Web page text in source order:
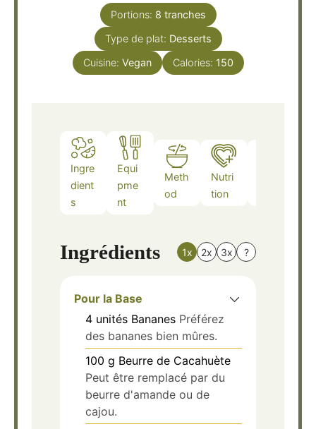
Portions: 8 tranches
Type de plat: Desserts
Cuisine: Vegan Calories: 150
Ingre
dient
s
Equi
pme
nt
Meth
od
Nutri
tion
Ingrédients 1x 2x 3x ?
Pour la Base
4 unités Bananes Préférez
des bananes bien mûres.
100 g Beurre de Cacahuète
Peut être remplacé par du
beurre d'amande ou de
cajou.